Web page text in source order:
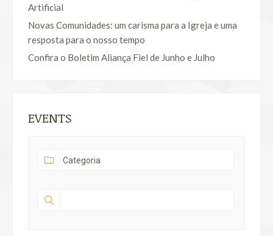
Artificial
Novas Comunidades: um carisma para a Igreja e uma
resposta para o nosso tempo
Confira o Boletim Aliança Fiel de Junho e Julho
EVENTS